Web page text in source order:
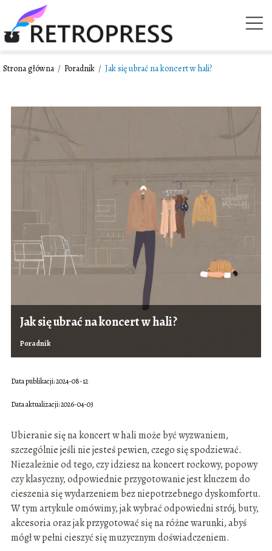
Strona główna / Poradnik / Jak się ubrać na koncert w hali?
Jak się ubrać na koncert w hali?
Poradnik
Data publikacji: 2024-08-12
Data aktualizacji: 2026-04-03
Ubieranie się na koncert w hali może być wyzwaniem,
szczególnie jeśli nie jesteś pewien, czego się spodziewać.
Niezależnie od tego, czy idziesz na koncert rockowy, popowy
czy klasyczny, odpowiednie przygotowanie jest kluczem do
cieszenia się wydarzeniem bez niepotrzebnego dyskomfortu.
W tym artykule omówimy, jak wybrać odpowiedni strój, buty,
akcesoria oraz jak przygotować się na różne warunki, abyś
mógł w pełni cieszyć się muzycznym doświadczeniem.